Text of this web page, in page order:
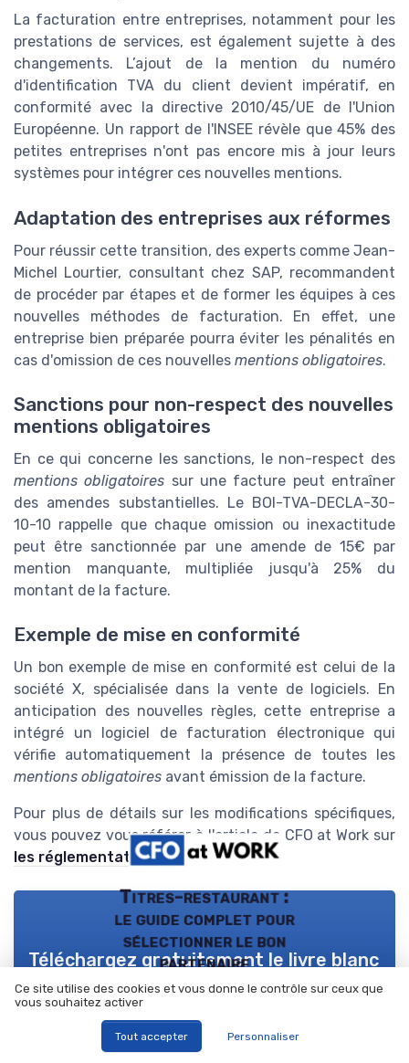
La facturation entre entreprises, notamment pour les
prestations de services, est également sujette à des
changements. L’ajout de la mention du numéro
d'identification TVA du client devient impératif, en
conformité avec la directive 2010/45/UE de l'Union
Européenne. Un rapport de l'INSEE révèle que 45% des
petites entreprises n'ont pas encore mis à jour leurs
systèmes pour intégrer ces nouvelles mentions.
Adaptation des entreprises aux réformes
Pour réussir cette transition, des experts comme Jean-
Michel Lourtier, consultant chez SAP, recommandent
de procéder par étapes et de former les équipes à ces
nouvelles méthodes de facturation. En effet, une
entreprise bien préparée pourra éviter les pénalités en
cas d'omission de ces nouvelles mentions obligatoires.
Sanctions pour non-respect des nouvelles
mentions obligatoires
En ce qui concerne les sanctions, le non-respect des
mentions obligatoires sur une facture peut entraîner
des amendes substantielles. Le BOI-TVA-DECLA-30-
10-10 rappelle que chaque omission ou inexactitude
peut être sanctionnée par une amende de 15€ par
mention manquante, multipliée jusqu'à 25% du
montant de la facture.
Exemple de mise en conformité
Un bon exemple de mise en conformité est celui de la
société X, spécialisée dans la vente de logiciels. En
anticipation des nouvelles règles, cette entreprise a
intégré un logiciel de facturation électronique qui
vérifie automatiquement la présence de toutes les
mentions obligatoires avant émission de la facture.
Pour plus de détails sur les modifications spécifiques,
vous pouvez vous référer à l'article de CFO at Work sur
les réglementations de facturation.
Titres-restaurant :
le guide complet pour
sélectionner le bon
partenaire
Téléchargez gratuitement le livre blanc
En remplissant ce formulaire, j’accepte d’être contacté(e) à
des fins commerciales par CFO at WORK ! et ses partenaires.
Ce site utilise des cookies et vous donne le contrôle sur ceux que
vous souhaitez activer
Tout accepter Personnaliser